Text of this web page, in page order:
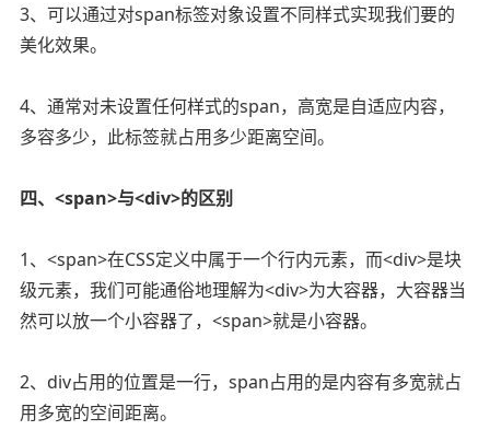
3、可以通过对span标签对象设置不同样式实现我们要的
美化效果。
4、通常对未设置任何样式的span，高宽是自适应内容，
多容多少，此标签就占用多少距离空间。
四、<span>与<div>的区别
1、<span>在CSS定义中属于一个行内元素，而<div>是块
级元素，我们可能通俗地理解为<div>为大容器，大容器当
然可以放一个小容器了，<span>就是小容器。
2、div占用的位置是一行，span占用的是内容有多宽就占
用多宽的空间距离。